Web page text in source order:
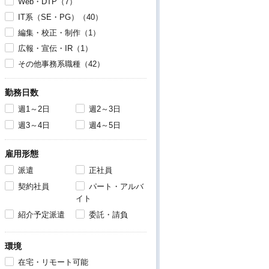
IT系（SE・PG）（40）
編集・校正・制作（1）
広報・宣伝・IR（1）
その他事務系職種（42）
勤務日数
週1～2日
週2～3日
週3～4日
週4～5日
雇用形態
派遣
正社員
契約社員
パート・アルバ
イト
紹介予定派遣
委託・請負
環境
在宅・リモート可能